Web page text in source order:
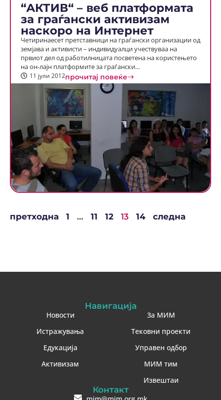
“АКТИВ“ – веб платформата
за граѓански активизам
наскоро на Интернет
Четиринаесет претставници на граѓански организации од
земјава и активисти – индивидуалци учествуваа на
првиот дел од работилницата посветена на користењето
на он-лајн платформите за граѓански…
11 јули 2012прочитај повеќе
претходна 1 … 11 12 13 14 следна
Навигација
Новости
Истражувања
Едукација
Активизам
За МИМ
Тековни проекти
Управен одбор
МИМ тим
Извештаи
Контакт